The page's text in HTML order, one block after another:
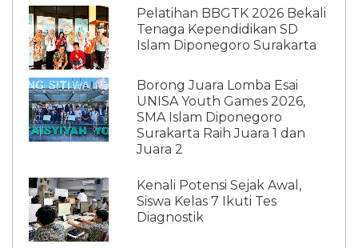
Pelatihan BBGTK 2026 Bekali
Tenaga Kependidikan SD
Islam Diponegoro Surakarta
Borong Juara Lomba Esai
UNISA Youth Games 2026,
SMA Islam Diponegoro
Surakarta Raih Juara 1 dan
Juara 2
Kenali Potensi Sejak Awal,
Siswa Kelas 7 Ikuti Tes
Diagnostik